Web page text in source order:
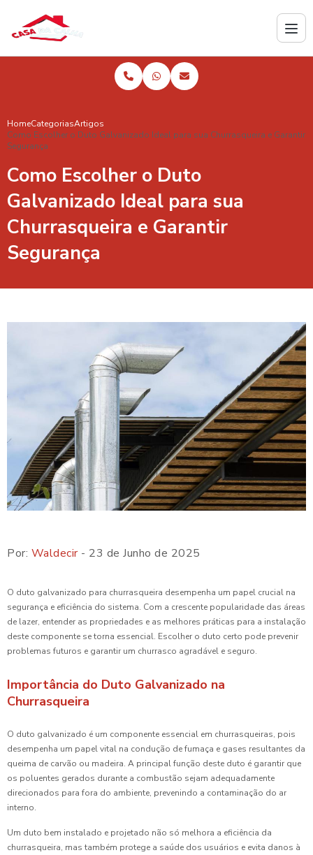
HomeCategoriasArtigos
Como Escolher o Duto Galvanizado Ideal para sua Churrasqueira e Garantir
Segurança
Como Escolher o Duto
Galvanizado Ideal para sua
Churrasqueira e Garantir
Segurança
Por: Waldecir- 23 de Junho de 2025
O duto galvanizado para churrasqueira desempenha um papel crucial na
segurança e eficiência do sistema. Com a crescente popularidade das áreas
de lazer, entender as propriedades e as melhores práticas para a instalação
deste componente se torna essencial. Escolher o duto certo pode prevenir
problemas futuros e garantir um churrasco agradável e seguro.
Importância do Duto Galvanizado na
Churrasqueira
O duto galvanizado é um componente essencial em churrasqueiras, pois
desempenha um papel vital na condução de fumaça e gases resultantes da
queima de carvão ou madeira. A principal função deste duto é garantir que
os poluentes gerados durante a combustão sejam adequadamente
direcionados para fora do ambiente, prevenindo a contaminação do ar
interno.
Um duto bem instalado e projetado não só melhora a eficiência da
churrasqueira, mas também protege a saúde dos usuários e evita danos à